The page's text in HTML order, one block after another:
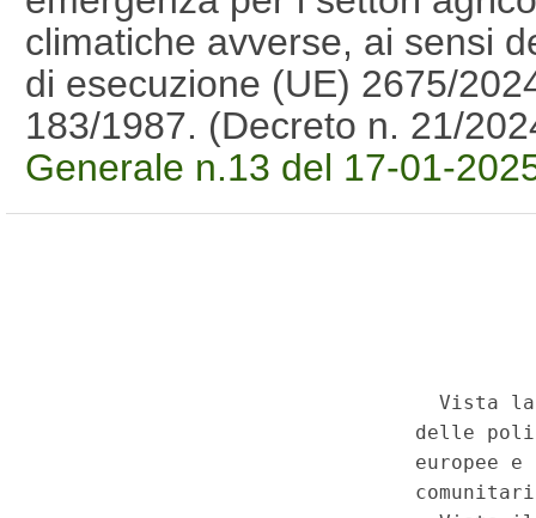
climatiche avverse, ai sensi
di esecuzione (UE) 2675/
183/1987. (Decreto n. 21/
Generale n.13 del 17-01-